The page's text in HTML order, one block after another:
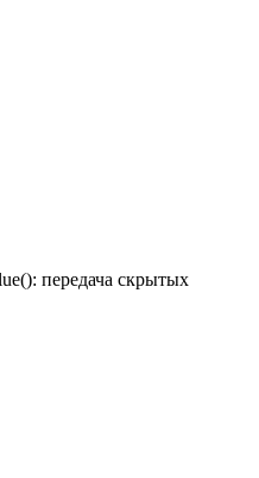
передача скрытых